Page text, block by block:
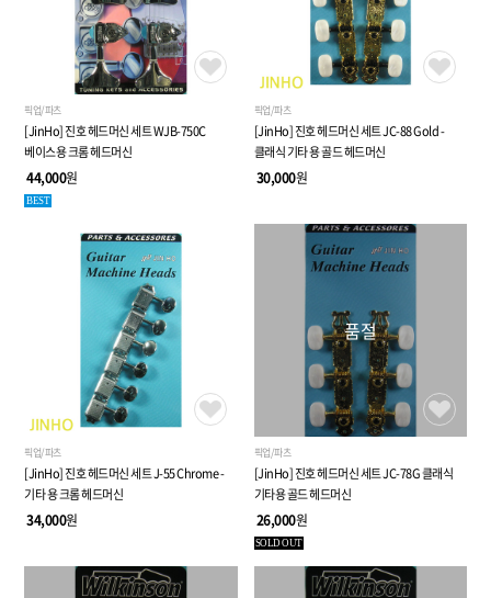
픽업/파츠
[JinHo] 진호 헤드머신 세트 WJB-750C
베이스용 크롬 헤드머신
44,000원
BEST
픽업/파츠
[JinHo] 진호 헤드머신 세트 JC-88 Gold -
클래식 기타 용 골드 헤드머신
30,000원
픽업/파츠
[JinHo] 진호 헤드머신 세트 J-55 Chrome -
기타 용 크롬 헤드머신
34,000원
품절
픽업/파츠
[JinHo] 진호 헤드머신 세트 JC-78G 클래식
기타용 골드 헤드머신
26,000원
SOLD OUT